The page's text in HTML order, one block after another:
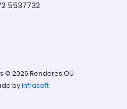
5537732
© 2026 Renderes OÜ
byInfrasoft